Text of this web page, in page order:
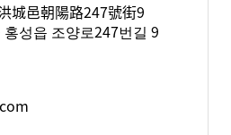
城邑朝陽路247號街9
성읍 조양로247번길 9